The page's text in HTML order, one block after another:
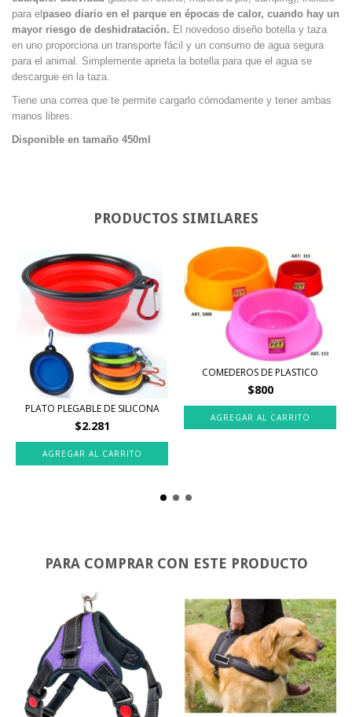
para elpaseo diario en el parque en épocas de calor, cuando hay un
mayor riesgo de deshidratación. El novedoso diseño botella y taza
en uno proporciona un transporte fácil y un consumo de agua segura
para el animal. Simplemente aprieta la botella para que el agua se
descargue en la taza.
Tiene una correa que te permite cargarlo cómodamente y tener ambas
manos libres.
Disponible en tamaño 450ml
PRODUCTOS SIMILARES
PLATO PLEGABLE DE SILICONA
$2.281
AGREGAR AL CARRITO
COMEDEROS DE PLASTICO
$800
AGREGAR AL CARRITO
PARA COMPRAR CON ESTE PRODUCTO